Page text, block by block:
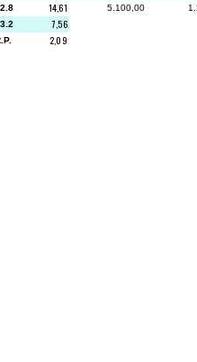
14,61 5.100,00
7,56
2,09